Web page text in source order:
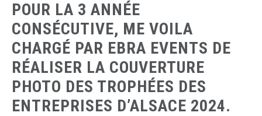
POUR LA 3 ANNÉE
CONSÉCUTIVE, ME VOILA
CHARGÉ PAR EBRA EVENTS DE
RÉALISER LA COUVERTURE
PHOTO DES TROPHÉES DES
ENTREPRISES D’ALSACE 2024.